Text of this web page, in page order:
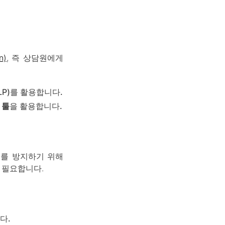
, 즉 상담원에게
를 활용합니다.
을 활용합니다.
방지하기 위해
요합니다.
.